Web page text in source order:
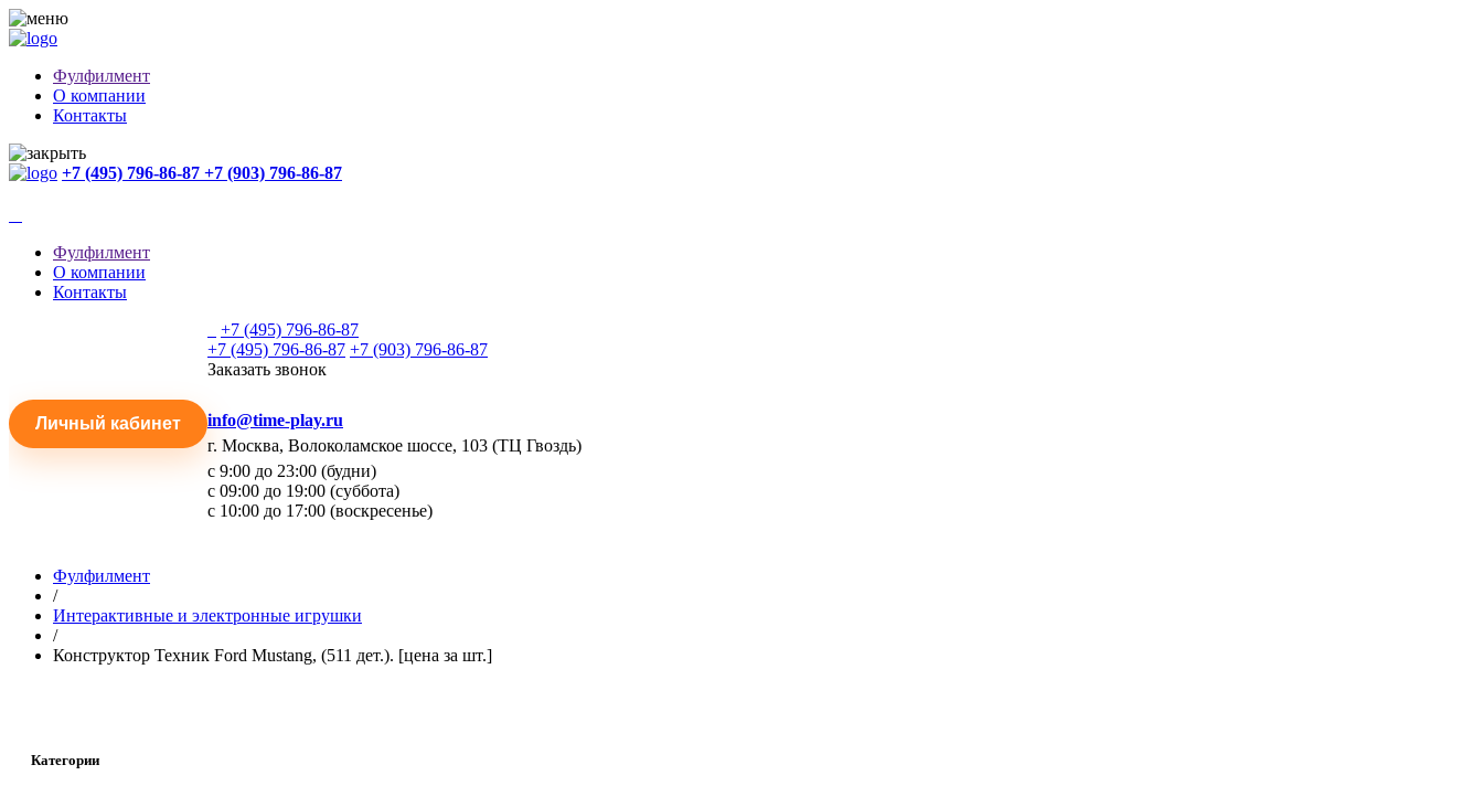
Фулфилмент
О компании
Контакты
+7 (495) 796-86-87 +7 (903) 796-86-87
Фулфилмент
О компании
Контакты
Личный кабинет
+7 (495) 796-86-87
+7 (495) 796-86-87 +7 (903) 796-86-87
Заказать звонок
info@time-play.ru
г. Москва, Волоколамское шоссе, 103 (ТЦ Гвоздь)
с 9:00 до 23:00 (будни)
с 09:00 до 19:00 (суббота)
с 10:00 до 17:00 (воскресенье)
Фулфилмент
/
Интерактивные и электронные игрушки
/
Конструктор Техник Ford Mustang, (511 дет.). [цена за шт.]
Категории